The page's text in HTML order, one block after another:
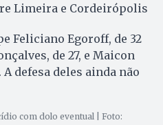
Limeira e Cordeirópolis
Feliciano Egoroff, de 32
de 27, e Maicon
defesa deles ainda não
com dolo eventual | Foto: